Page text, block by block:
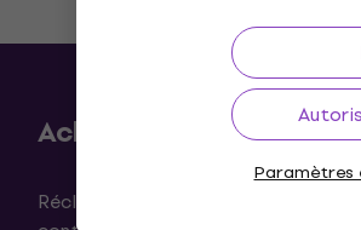
Paramètres
Achat
Réclamations et rétractations du